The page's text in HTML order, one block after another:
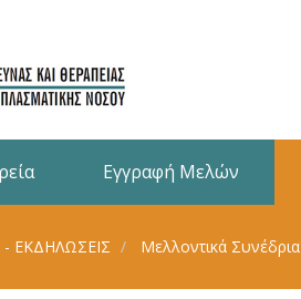
Εγγραφή Μελών
- ΕΚΔΗΛΏΣΕΙΣ Μελλοντικά Συνέδρια